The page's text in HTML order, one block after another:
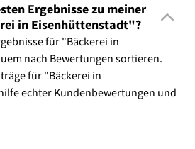
Ergebnisse zu meiner
in Eisenhüttenstadt"?
für "Bäckerei in
nach Bewertungen sortieren.
für "Bäckerei in
echter Kundenbewertungen und